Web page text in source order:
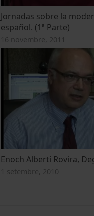
Jornadas sobre la
español. (1ª Parte)
16 novembre, 2011
Enoch Albertí Rovira,
1 setembre, 2010